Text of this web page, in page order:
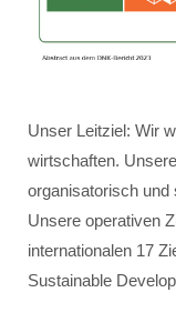
Unser Leitziel: Wir
wirtschaften.
organisatorisch und
Unsere operativen
internationalen 17
Sustainable